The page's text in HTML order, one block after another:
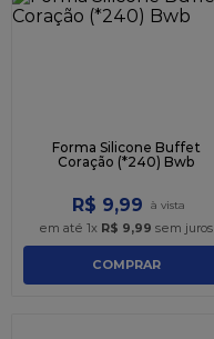
Forma Silicone Buffet
Coração (*240) Bwb
R$ 9,99
em até 1x R$ 9,99 sem juros
COMPRAR